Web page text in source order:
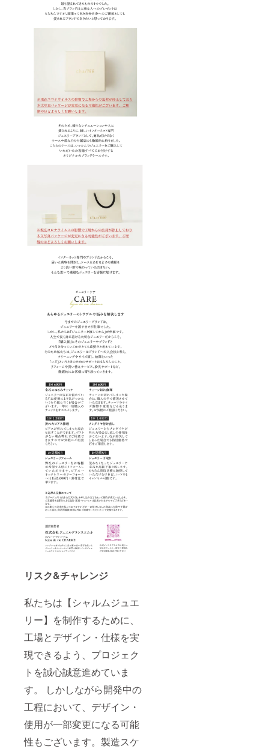
リスク&チャレンジ
私たちは【シャルムジュエ
リー】を制作するために、
工場とデザイン・仕様を実
現できるよう、プロジェク
トを誠心誠意進めていま
す。 しかしながら開発中の
工程において、デザイン・
使用が一部変更になる可能
性もございます。製造スケ